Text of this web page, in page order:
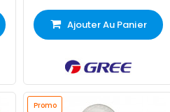
Ajouter Au Panier
Promo